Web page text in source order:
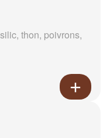
thon, poivrons,